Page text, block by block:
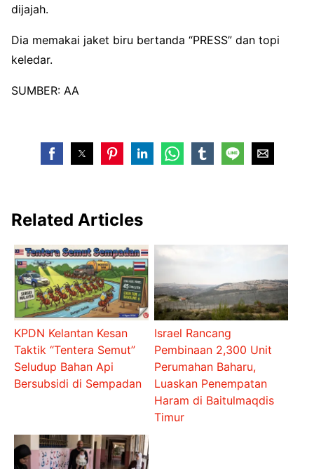
dijajah.
Dia memakai jaket biru bertanda “PRESS” dan topi
keledar.
SUMBER: AA
Related Articles
KPDN Kelantan Kesan
Taktik “Tentera Semut”
Seludup Bahan Api
Bersubsidi di Sempadan
Israel Rancang
Pembinaan 2,300 Unit
Perumahan Baharu,
Luaskan Penempatan
Haram di Baitulmaqdis
Timur